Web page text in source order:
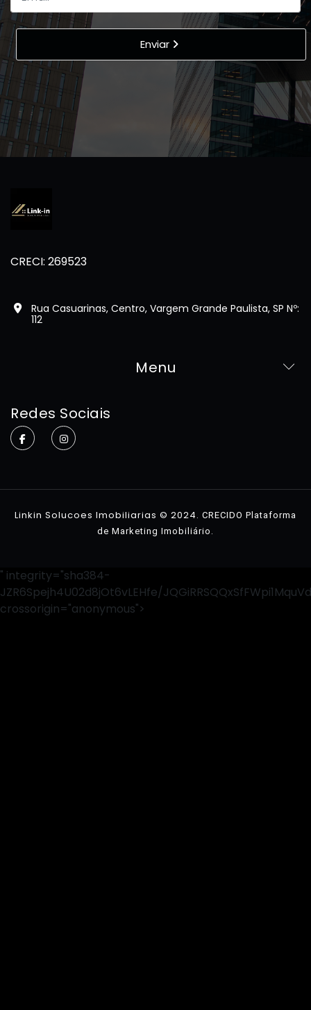
Enviar
CRECI: 269523
Rua Casuarinas, Centro, Vargem Grande Paulista, SP Nº:
112
Menu
Redes Sociais
Linkin Solucoes Imobiliarias © 2024. CRECIDO Plataforma
de Marketing Imobiliário .
" integrity="sha384-
JZR6Spejh4U02d8jOt6vLEHfe/
crossorigin="anonymous">